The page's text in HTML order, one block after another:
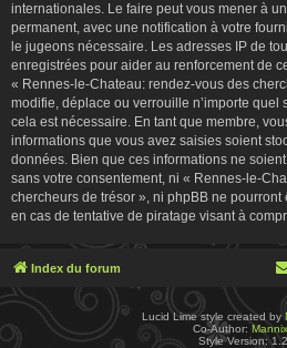
internationales. Le faire peut vous mener à
permanent, avec une notification à votre
le jugeons nécessaire. Les adresses IP de
enregistrées pour aider au renforcement de
« Rennes-le-Chateau: rendez-vous des
modifie, déplace ou verrouille n’importe quel
cela est nécessaire. En tant que membre,
informations que vous avez saisies soient
données. Bien que ces informations ne
sans votre consentement, ni « Rennes-le-
chercheurs de trésor », ni phpBB ne
en cas de tentative de piratage visant à
Index du forum
Lucid Lime style created by
Co-Author:
Style Version: